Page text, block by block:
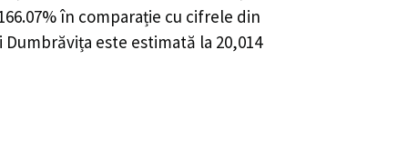
în comparație cu cifrele din
este estimată la 20,014